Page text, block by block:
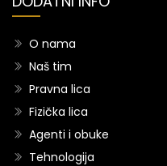
O nama
Naš tim
Pravna lica
Fizička lica
Agenti i obuke
Tehnologija